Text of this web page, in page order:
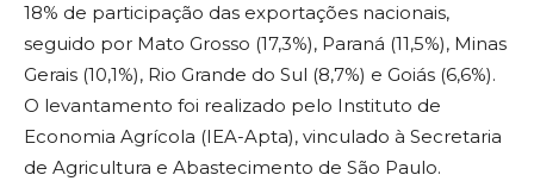
18% de participação das exportações nacionais,
seguido por Mato Grosso (17,3%), Paraná (11,5%), Minas
Gerais (10,1%), Rio Grande do Sul (8,7%) e Goiás (6,6%).
O levantamento foi realizado pelo Instituto de
Economia Agrícola (IEA-Apta), vinculado à Secretaria
de Agricultura e Abastecimento de São Paulo.